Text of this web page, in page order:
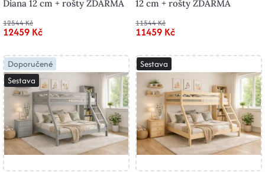
Diana 12 cm + rošty ZDARMA
12544 Kč
12459 Kč
12 cm + rošty ZDARMA
11544 Kč
11459 Kč
Doporučené
Sestava
Sestava